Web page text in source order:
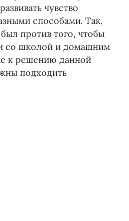
чувство
способами. Так,
против того, чтобы
со школой и домашним
к решению данной
подходить